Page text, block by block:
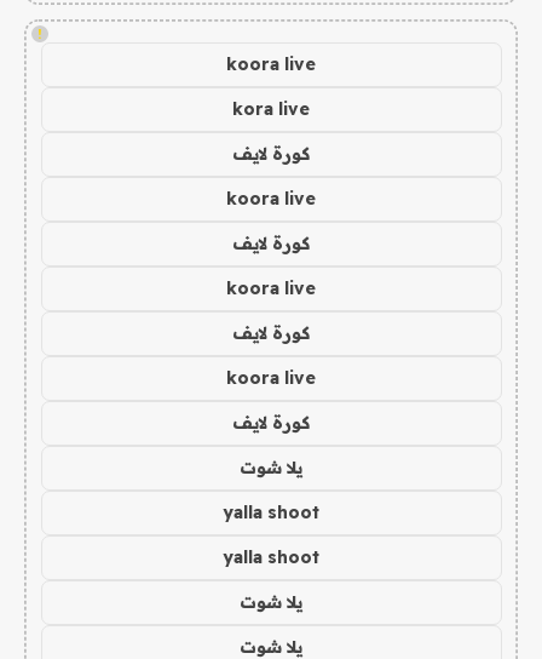
!
koora live
kora live
كورة لايف
koora live
كورة لايف
koora live
كورة لايف
koora live
كورة لايف
يلا شوت
yalla shoot
yalla shoot
يلا شوت
يلا شوت